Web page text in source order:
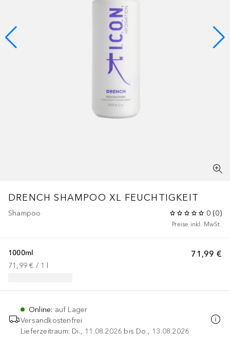
DRENCH SHAMPOO XL FEUCHTIGKEIT
Shampoo 0 (0)
Preise inkl. MwSt.
71,99 €
1000ml
71,99 € / 1
Online: auf Lager
Versandkostenfrei
Lieferzeitraum: Di., 11.08.2026 bis Do., 13.08.2026